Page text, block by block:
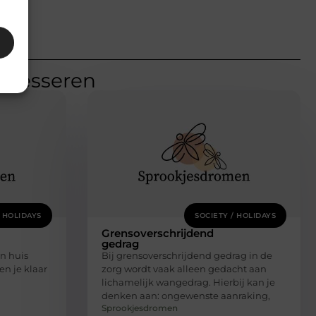
huis
je klaar
SOCIETY / HOLIDAYS
Grensoverschrijdend
gedrag
Bij grensoverschrijdend gedrag in de
zorg wordt vaak alleen gedacht aan
lichamelijk wangedrag. Hierbij kan je
denken aan: ongewenste aanraking,
Sprookjesdromen